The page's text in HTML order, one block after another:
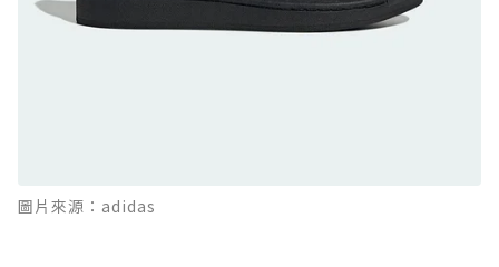
防水鞋推薦 11. On Cloudhorizon 2 WP：腳
感軟彈、搭載 Missiongrip™ 的防水輕越野鞋
Boot：馬汀首款雨靴登場，經典八孔加上全防
圖片來源：adidas